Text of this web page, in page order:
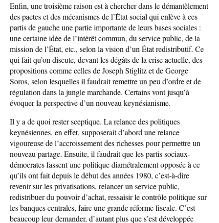
Enfin, une troisième raison est à chercher dans le démantèlement
des pactes et des mécanismes de l’État social qui enlève à ces
partis de gauche une partie importante de leurs bases sociales :
une certaine idée de l’intérêt commun, du service public, de la
mission de l’État, etc., selon la vision d’un État redistributif. Ce
qui fait qu’on discute, devant les dégâts de la crise actuelle, des
propositions comme celles de Joseph Stiglitz et de George
Soros, selon lesquelles il faudrait remettre un peu d’ordre et de
régulation dans la jungle marchande. Certains vont jusqu’à
évoquer la perspective d’un nouveau keynésianisme.
Il y a de quoi rester sceptique. La relance des politiques
keynésiennes, en effet, supposerait d’abord une relance
vigoureuse de l’accroissement des richesses pour permettre un
nouveau partage. Ensuite, il faudrait que les partis sociaux-
démocrates fassent une politique diamétralement opposée à ce
qu’ils ont fait depuis le début des années 1980, c’est-à-dire
revenir sur les privatisations, relancer un service public,
redistribuer du pouvoir d’achat, ressaisir le contrôle politique sur
les banques centrales, faire une grande réforme fiscale. C’est
beaucoup leur demander, d’autant plus que s’est développée